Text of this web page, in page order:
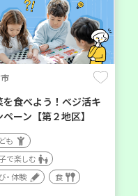
を食べよう！ベジ活キ
ペーン【第２地区】
も
で楽しむ
・体験
食